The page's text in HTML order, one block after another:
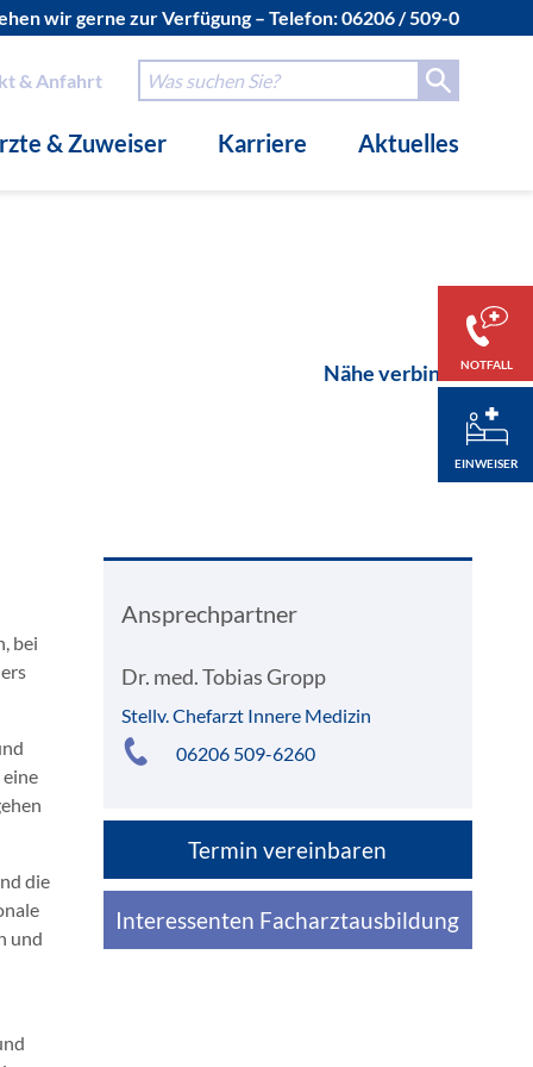
wir gerne zur Verfügung – Telefon:06206 / 509-0
& Anfahrt
& Zuweiser Karriere Aktuelles
Nähe verbindet.
bei
eine
die
und
Ansprechpartner
Dr. med. Tobias Gropp
Stellv. Chefarzt Innere Medizin
06206 509-6260
Termin vereinbaren
Interessenten Facharztausbildung
NOTFALL
EINWEISER